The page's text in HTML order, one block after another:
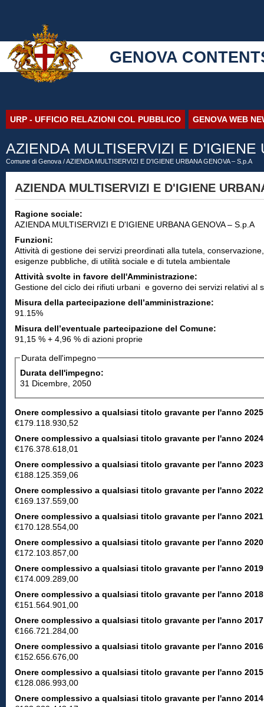
GENOVA
URP - UFFICIO RELAZIONI COL PUBBLICO GENOVA WEB
AZIENDA MULTISERVIZI E D'IGIENE
Comune di Genova / AZIENDA MULTISERVIZI E D'IGIENE URBANA GENOVA – S.p.A
AZIENDA MULTISERVIZI E D'IGIENE
Ragione sociale:
AZIENDA MULTISERVIZI E D'IGIENE URBANA GENOVA – S.p.A
Funzioni:
Attività di gestione dei servizi preordinati alla tutela,
esigenze pubbliche, di utilità sociale e di tutela ambientale
Attività svolte in favore dell'Amministrazione:
Gestione del ciclo dei rifiuti urbani e governo dei servizi relativi al
Misura della partecipazione dell’amministrazione:
91.15%
Misura dell’eventuale partecipazione del Comune:
91,15 % + 4,96 % di azioni proprie
Durata dell'impegno
Durata dell'impegno:
31 Dicembre, 2050
Onere complessivo a qualsiasi titolo gravante per l'anno
€179.118.930,52
Onere complessivo a qualsiasi titolo gravante per l'anno
€176.378.618,01
Onere complessivo a qualsiasi titolo gravante per l'anno
€188.125.359,06
Onere complessivo a qualsiasi titolo gravante per l'anno
€169.137.559,00
Onere complessivo a qualsiasi titolo gravante per l'anno
€170.128.554,00
Onere complessivo a qualsiasi titolo gravante per l'anno
€172.103.857,00
Onere complessivo a qualsiasi titolo gravante per l'anno
€174.009.289,00
Onere complessivo a qualsiasi titolo gravante per l'anno
€151.564.901,00
Onere complessivo a qualsiasi titolo gravante per l'anno
€166.721.284,00
Onere complessivo a qualsiasi titolo gravante per l'anno
€152.656.676,00
Onere complessivo a qualsiasi titolo gravante per l'anno
€128.086.993,00
Onere complessivo a qualsiasi titolo gravante per l'anno